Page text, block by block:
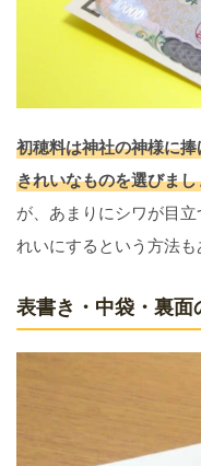
初穂料は神社の神様に
きれいなものを選びま
が、あまりにシワが目
れいにするという方法も
表書き・中袋・裏面